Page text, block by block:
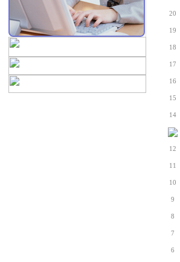
20
19
18
17
16
15
14
12
11
10
9
8
7
6